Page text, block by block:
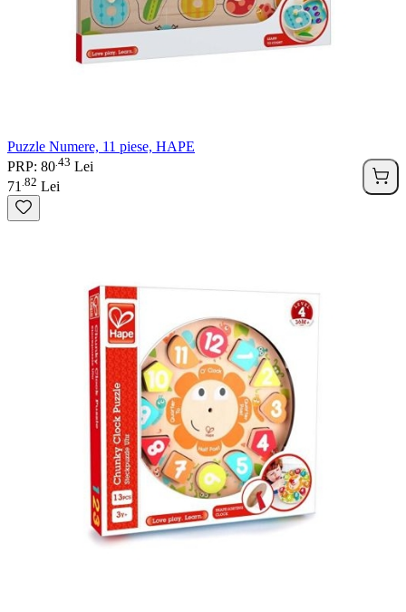
Puzzle Numere, 11 piese, HAPE
PRP: 80 43 Lei
71 82 Lei